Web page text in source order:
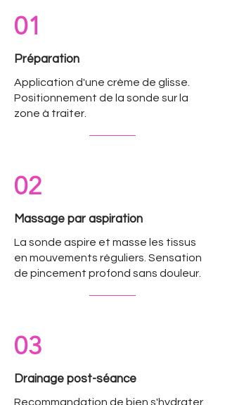
01
Préparation
Application d'une crème de glisse.
Positionnement de la sonde sur la
zone à traiter.
02
Massage par aspiration
La sonde aspire et masse les tissus
en mouvements réguliers. Sensation
de pincement profond sans douleur.
03
Drainage post-séance
Recommandation de bien s'hydrater